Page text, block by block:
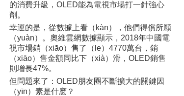
的消費升級，OLED能為電視市場打一針強心
劑。
幸運的是，從數據上看（kàn），他們得償所願
（yuàn）。奧維雲網數據顯示，2018年中國電
視市場銷（xiāo）售了（le）4770萬台，銷
（xiāo）售金額同比下（xià）滑，OLED銷售
則增長47%。
但問題來了：OLED朋友圈不斷擴大的關鍵因
（yīn）素是什麽？